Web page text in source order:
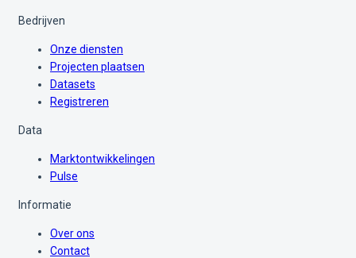
Bedrijven
Onze diensten
Projecten plaatsen
Datasets
Registreren
Data
Marktontwikkelingen
Pulse
Informatie
Over ons
Contact